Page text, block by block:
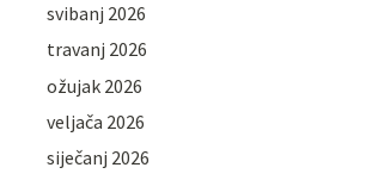
svibanj 2026
travanj 2026
ožujak 2026
veljača 2026
siječanj 2026